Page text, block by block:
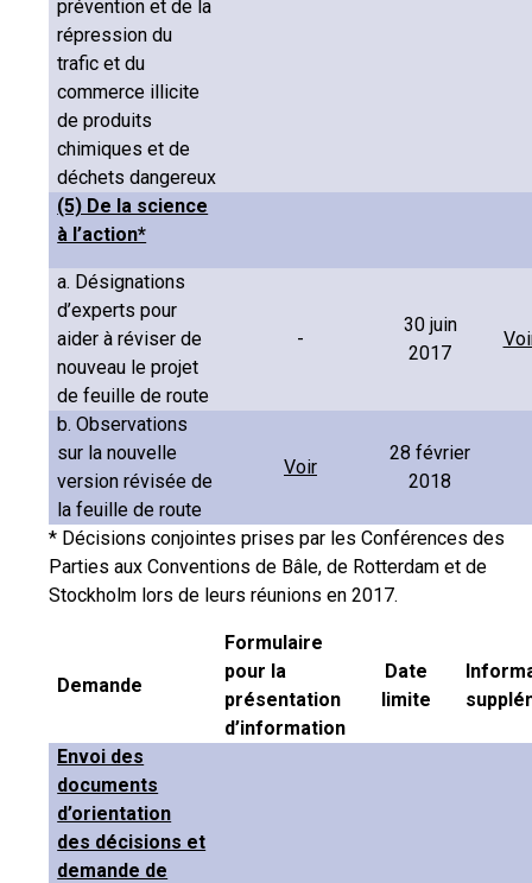
prévention et de la
répression du
trafic et du
commerce illicite
de produits
chimiques et de
déchets dangereux
(5) De la science
à l’action*
a. Désignations
d’experts pour
aider à réviser de
nouveau le projet
de feuille de route
-
30 juin
2017
b. Observations
sur la nouvelle
version révisée de
la feuille de route
Voir
28 février
2018
* Décisions conjointes prises par les Conférences des
Parties aux Conventions de Bâle, de Rotterdam et de
Stockholm lors de leurs réunions en 2017.
Demande
Formulaire
pour la
présentation
d’information
Date
limite
Envoi des
documents
d’orientation
des décisions et
demande de